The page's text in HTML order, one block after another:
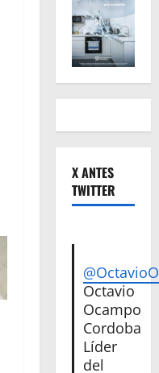
X ANTES
TWITTER
Octavio
Ocampo
Cordoba
Líder
del